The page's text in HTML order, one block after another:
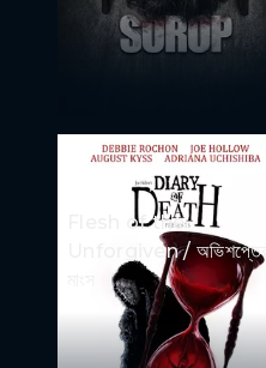
Flesh of the
Unforgiven / অভিশপ্তের